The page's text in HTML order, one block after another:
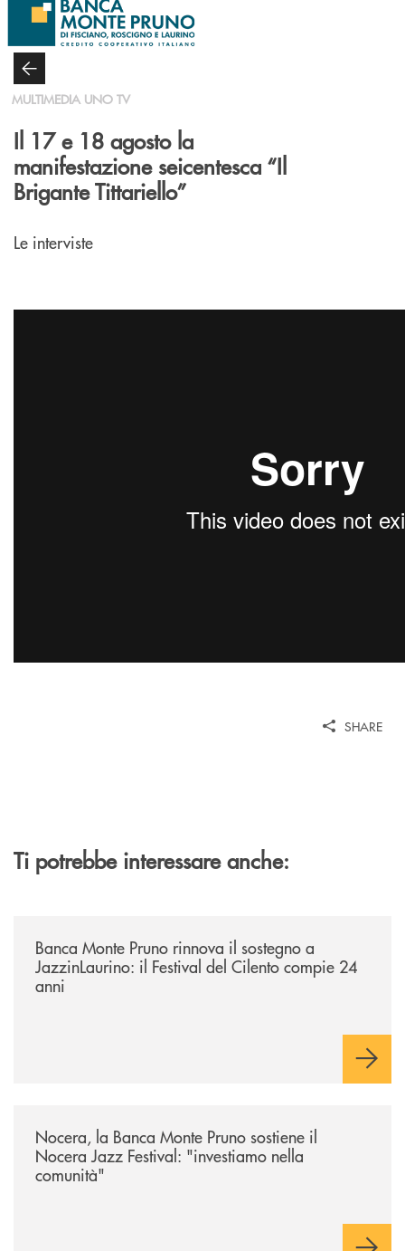
Salta al contenuto principale
MULTIMEDIA UNO TV
Il 17 e 18 agosto la
manifestazione seicentesca “Il
Brigante Tittariello”
Le interviste
SHARE
Ti potrebbe interessare anche:
Banca Monte Pruno rinnova il sostegno a
JazzinLaurino: il Festival del Cilento compie 24
anni
Nocera, la Banca Monte Pruno sostiene il
Nocera Jazz Festival: "investiamo nella
comunità"